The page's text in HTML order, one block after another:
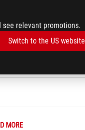
relevant promotions.
Switch to the US website
MORE